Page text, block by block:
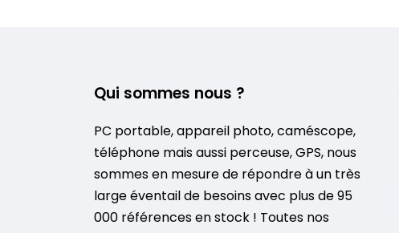
Qui sommes nous ?
PC portable, appareil photo, caméscope,
téléphone mais aussi perceuse, GPS, nous
sommes en mesure de répondre à un très
large éventail de besoins avec plus de 95
000 références en stock ! Toutes nos